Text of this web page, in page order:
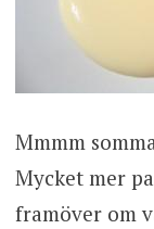
Mmmm
Mycket mer
framöver om